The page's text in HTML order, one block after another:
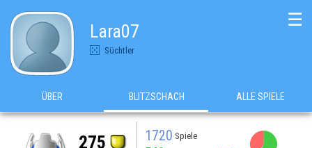
Lara07
Süchtler
☰
ÜBER BLITZSCHACH ALLE SPIELE
275 1720 Spiele